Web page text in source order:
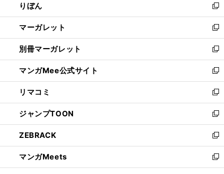
く
で
開
く
ド
ウ
で
開
く
ィ
ン
ド
ウ
で
開
く
りぼん
新
し
い
ウ
ィ
ン
ド
ウ
で
開
く
マーガレット
新
し
い
ウ
ィ
ン
ド
ウ
で
開
く
別冊マーガレット
新
し
い
ウ
ィ
ン
ド
ウ
で
開
く
マンガMee公式サイト
新
し
い
ウ
ィ
ン
ド
ウ
で
開
リマコミ
新
し
い
ウ
ィ
ン
ド
ウ
ジャンプTOON
新
し
い
ウ
ィ
ン
ZEBRACK
新
し
い
ウ
マンガMeets
新
し